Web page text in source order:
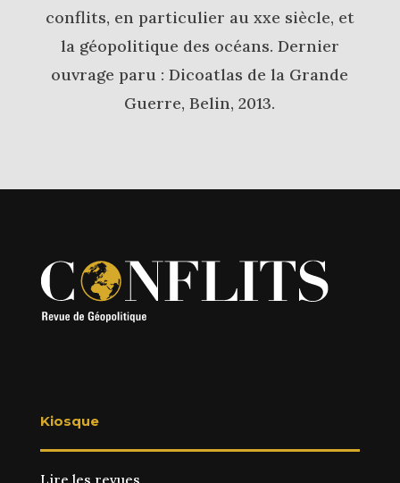
conflits, en particulier au xxe siècle, et
la géopolitique des océans. Dernier
ouvrage paru : Dicoatlas de la Grande
Guerre, Belin, 2013.
Kiosque